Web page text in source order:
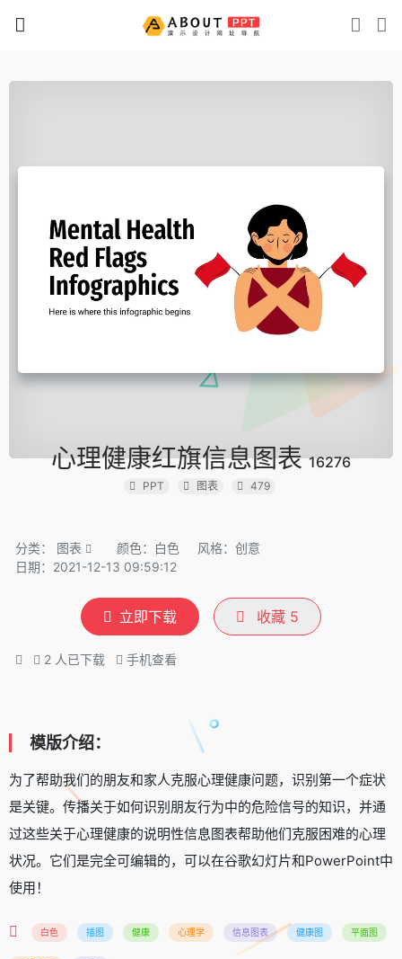
心理健康红旗信息图表16276
PPT 图表 479
分类： 图表 颜色：白色
风格：创意
日期：2021-12-13 09:59:12
立即下载 收藏 5
2 人已下载 手机查看
模版介绍：
为了帮助我们的朋友和家人克服心理健康问题，识别第一个症状
是关键。传播关于如何识别朋友行为中的危险信号的知识，并通
过这些关于心理健康的说明性信息图表帮助他们克服困难的心理
状况。它们是完全可编辑的，可以在谷歌幻灯片和PowerPoint中
使用！
白色 插图 健康 心理学 信息图表 健康图 平面图